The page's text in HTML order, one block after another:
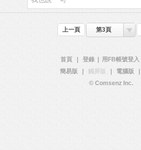
上一頁 第3頁
首頁 登錄 用FB帳號登入
簡易版
觸屏版 電腦版
© Comsenz Inc.